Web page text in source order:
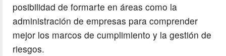
posibilidad de formarte en áreas como la
administración de empresas para comprender
mejor los marcos de cumplimiento y la gestión de
riesgos.